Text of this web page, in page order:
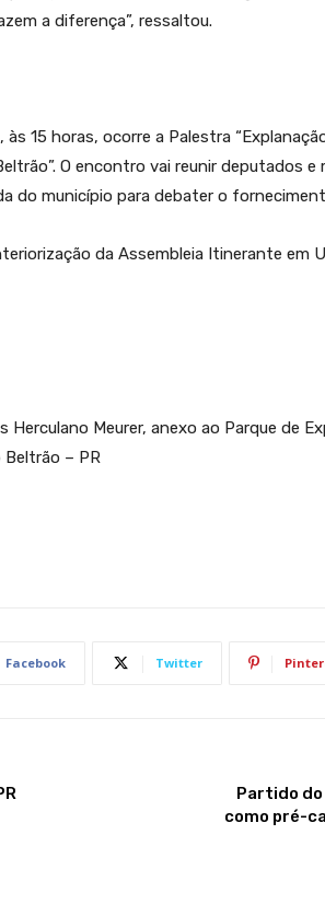
a diferença”, ressaltou.
15 horas, ocorre a Palestra
O encontro vai reunir deputados
do município para debater o
da Assembleia Itinerante em
Herculano Meurer, anexo ao Parque de
Beltrão – PR
Facebook Twitter
Partido do
como pré-